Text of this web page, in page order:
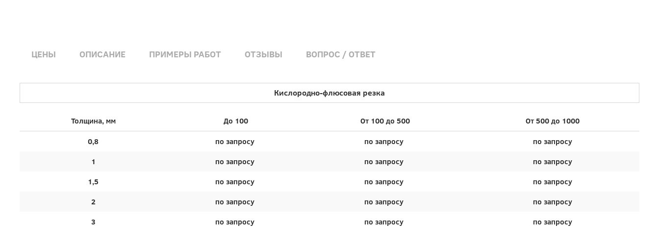
ЦЕНЫ ОПИСАНИЕ ПРИМЕРЫ РАБОТ ОТЗЫВЫ ВОПРОС / ОТВЕТ
Кислородно-флюсовая резка
Толщина, мм До 100 От 100 до 500
От 500 до 1000
0,8
по запросу по запросу
по запросу
1
по запросу по запросу
по запросу
1,5
по запросу по запросу
по запросу
2
по запросу по запросу
по запросу
3
по запросу по запросу по запросу